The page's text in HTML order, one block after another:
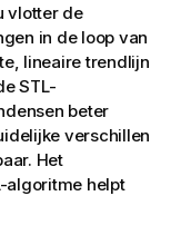
vlotter de
in de loop van
lineaire trendlijn
STL-
beter
verschillen
Het
algoritme helpt